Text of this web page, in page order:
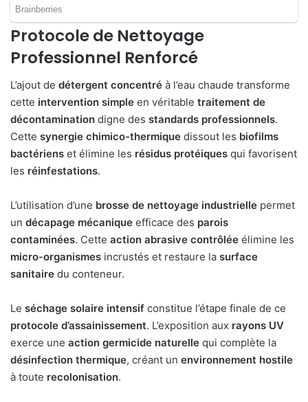
Protocole de Nettoyage
Professionnel Renforcé
L’ajout de détergent concentré à l’eau chaude transforme
cette intervention simple en véritable traitement de
décontamination digne des standards professionnels.
Cette synergie chimico-thermique dissout les biofilms
bactériens et élimine les résidus protéiques qui favorisent
les réinfestations.
L’utilisation d’une brosse de nettoyage industrielle permet
un décapage mécanique efficace des parois
contaminées. Cette action abrasive contrôlée élimine les
micro-organismes incrustés et restaure la surface
sanitaire du conteneur.
Le séchage solaire intensif constitue l’étape finale de ce
protocole d’assainissement. L’exposition aux rayons UV
exerce une action germicide naturelle qui complète la
désinfection thermique, créant un environnement hostile
à toute recolonisation.